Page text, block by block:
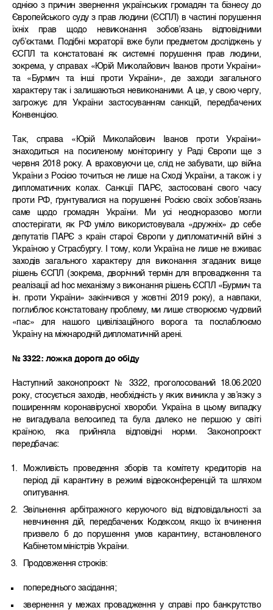
однією з причин звернення українських громадян та бізнесу до
Європейського суду з прав людини (ЄСПЛ) в частині порушення
їхніх прав щодо невиконання зобов’язань відповідними
суб’єктами. Подібні мораторії вже були предметом досліджень у
ЄСПЛ та констатовані як системні порушення прав людини,
зокрема, у справах «Юрій Миколайович Іванов проти України»
та «Бурмич та інші проти України», де заходи загального
характеру так і залишаються невиконаними. А це, у свою чергу,
загрожує для України застосуванням санкцій, передбачених
Конвенцією.
Так, справа «Юрій Миколайович Іванов проти України»
знаходиться на посиленому моніторингу у Раді Європи ще з
червня 2018 року. А враховуючи це, слід не забувати, що війна
України з Росією точиться не лише на Сході України, а також і у
дипломатичних колах. Санкції ПАРЄ, застосовані свого часу
проти РФ, ґрунтувалися на порушенні Росією своїх зобов’язань
саме щодо громадян України. Ми усі неодноразово могли
спостерігати, як РФ уміло використовувала «дружніх» до себе
депутатів ПАРЄ з країн старої Європи у дипломатичній війні з
Україною у Страсбургу. І тому, коли Україна не лише не вживає
заходів загального характеру для виконання згаданих вище
рішень ЄСПЛ (зокрема, дворічний термін для впровадження та
реалізації ad hoc механізму з виконання рішень ЄСПЛ «Бурмич та
ін. проти України» закінчився у жовтні 2019 року), а навпаки,
поглиблює констатовану проблему, ми лише створюємо чудовий
«пас» для нашого цивілізаційного ворога та послаблюємо
Україну на міжнародній дипломатичній арені.
№ 3322: ложка дорога до обіду
Наступний законопроєкт № 3322, проголосований 18.06.2020
року, стосується заходів, необхідність у яких виникла у зв’язку з
поширенням коронавірусної хвороби. Україна в цьому випадку
не вигадувала велосипед та була далеко не першою у світі
країною, яка прийняла відповідні норми. Законопроєкт
передбачає:
Можливість проведення зборів та комітету кредиторів на
період дії карантину в режимі відеоконференцій та шляхом
опитування.
Звільнення арбітражного керуючого від відповідальності за
невчинення дій, передбачених Кодексом, якщо їх вчинення
призвело б до порушення умов карантину, встановленого
Кабінетом міністрів України.
Продовження строків:
попереднього засідання;
звернення у межах провадження у справі про банкрутство